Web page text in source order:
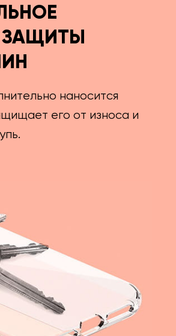
ЗАЩИТЫ
наносится
его от износа и